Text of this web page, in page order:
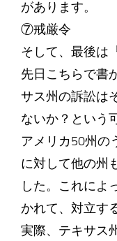
があります。
⑦戒厳令
そして、最後は
先日こちらで書
サス州の訴訟は
ないか？という
アメリカ50州の
に対して他の州
した。これによ
かれて、対立す
実際、テキサス